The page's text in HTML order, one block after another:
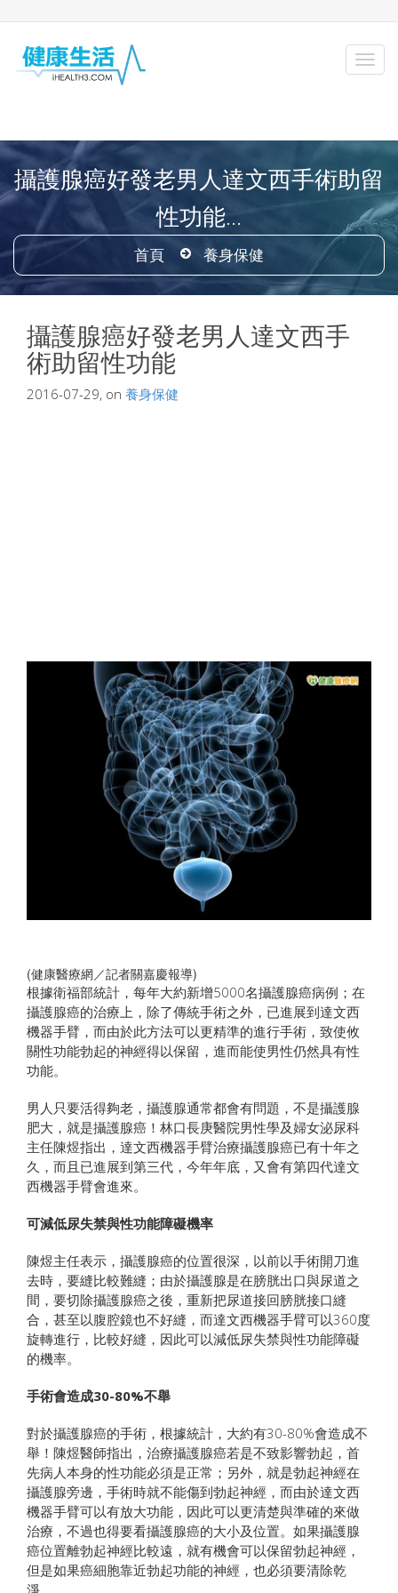
攝護腺癌好發老男人達文西手術助留
性功能...
首頁 養身保健
攝護腺癌好發老男人達文西手
術助留性功能
2016-07-29, on 養身保健
(健康醫療網／記者關嘉慶報導)
根據衛福部統計，每年大約新增5000名攝護腺癌病例；在
攝護腺癌的治療上，除了傳統手術之外，已進展到達文西
機器手臂，而由於此方法可以更精準的進行手術，致使攸
關性功能勃起的神經得以保留，進而能使男性仍然具有性
功能。
男人只要活得夠老，攝護腺通常都會有問題，不是攝護腺
肥大，就是攝護腺癌！林口長庚醫院男性學及婦女泌尿科
主任陳煜指出，達文西機器手臂治療攝護腺癌已有十年之
久，而且已進展到第三代，今年年底，又會有第四代達文
西機器手臂會進來。
可減低尿失禁與性功能障礙機率
陳煜主任表示，攝護腺癌的位置很深，以前以手術開刀進
去時，要縫比較難縫；由於攝護腺是在膀胱出口與尿道之
間，要切除攝護腺癌之後，重新把尿道接回膀胱接口縫
合，甚至以腹腔鏡也不好縫，而達文西機器手臂可以360度
旋轉進行，比較好縫，因此可以減低尿失禁與性功能障礙
的機率。
手術會造成30-80%不舉
對於攝護腺癌的手術，根據統計，大約有30-80%會造成不
舉！陳煜醫師指出，治療攝護腺癌若是不致影響勃起，首
先病人本身的性功能必須是正常；另外，就是勃起神經在
攝護腺旁邊，手術時就不能傷到勃起神經，而由於達文西
機器手臂可以有放大功能，因此可以更清楚與準確的來做
治療，不過也得要看攝護腺癌的大小及位置。如果攝護腺
癌位置離勃起神經比較遠，就有機會可以保留勃起神經，
但是如果癌細胞靠近勃起功能的神經，也必須要清除乾
淨。